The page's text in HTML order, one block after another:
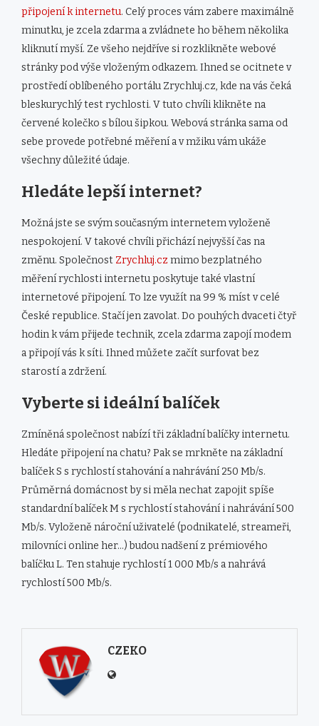
připojení k internetu. Celý proces vám zabere maximálně
minutku, je zcela zdarma a zvládnete ho během několika
kliknutí myší. Ze všeho nejdříve si rozklikněte webové
stránky pod výše vloženým odkazem. Ihned se ocitnete v
prostředí oblíbeného portálu Zrychluj.cz, kde na vás čeká
bleskurychlý test rychlosti. V tuto chvíli klikněte na
červené kolečko s bílou šipkou. Webová stránka sama od
sebe provede potřebné měření a v mžiku vám ukáže
všechny důležité údaje.
Hledáte lepší internet?
Možná jste se svým současným internetem vyloženě
nespokojení. V takové chvíli přichází nejvyšší čas na
změnu. Společnost Zrychluj.cz mimo bezplatného
měření rychlosti internetu poskytuje také vlastní
internetové připojení. To lze využít na 99 % míst v celé
České republice. Stačí jen zavolat. Do pouhých dvaceti čtyř
hodin k vám přijede technik, zcela zdarma zapojí modem
a připojí vás k síti. Ihned můžete začít surfovat bez
starostí a zdržení.
Vyberte si ideální balíček
Zmíněná společnost nabízí tři základní balíčky internetu.
Hledáte připojení na chatu? Pak se mrkněte na základní
balíček S s rychlostí stahování a nahrávání 250 Mb/s.
Průměrná domácnost by si měla nechat zapojit spíše
standardní balíček M s rychlostí stahování i nahrávání 500
Mb/s. Vyloženě nároční uživatelé (podnikatelé, streameři,
milovníci online her…) budou nadšení z prémiového
balíčku L. Ten stahuje rychlostí 1 000 Mb/s a nahrává
rychlostí 500 Mb/s.
CZEKO